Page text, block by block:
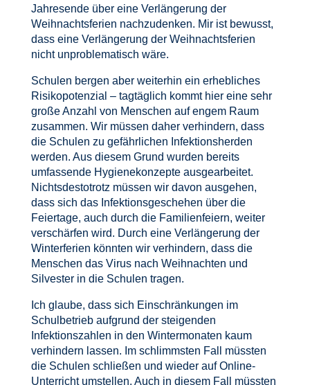
Jahresende über eine Verlängerung der
Weihnachtsferien nachzudenken. Mir ist bewusst,
dass eine Verlängerung der Weihnachtsferien
nicht unproblematisch wäre.
Schulen bergen aber weiterhin ein erhebliches
Risikopotenzial – tagtäglich kommt hier eine sehr
große Anzahl von Menschen auf engem Raum
zusammen. Wir müssen daher verhindern, dass
die Schulen zu gefährlichen Infektionsherden
werden. Aus diesem Grund wurden bereits
umfassende Hygienekonzepte ausgearbeitet.
Nichtsdestotrotz müssen wir davon ausgehen,
dass sich das Infektionsgeschehen über die
Feiertage, auch durch die Familienfeiern, weiter
verschärfen wird. Durch eine Verlängerung der
Winterferien könnten wir verhindern, dass die
Menschen das Virus nach Weihnachten und
Silvester in die Schulen tragen.
Ich glaube, dass sich Einschränkungen im
Schulbetrieb aufgrund der steigenden
Infektionszahlen in den Wintermonaten kaum
verhindern lassen. Im schlimmsten Fall müssten
die Schulen schließen und wieder auf Online-
Unterricht umstellen. Auch in diesem Fall müssten